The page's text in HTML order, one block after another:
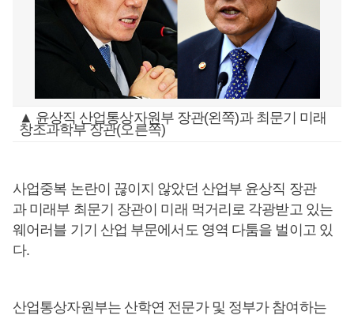
▲ 윤상직 산업통상자원부 장관(왼쪽)과 최문기 미래
창조과학부 장관(오른쪽)
사업중복 논란이 끊이지 않았던 산업부 윤상직 장관
과 미래부 최문기 장관이 미래 먹거리로 각광받고 있는
웨어러블 기기 산업 부문에서도 영역 다툼을 벌이고 있
다.
산업통상자원부는 산학연 전문가 및 정부가 참여하는